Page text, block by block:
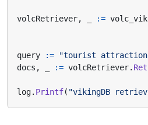
volcRetriever, :=
query :=
"tourist
docs , := volcRetriever.
log. Printf( "vikingDB